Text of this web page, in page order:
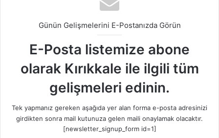
Günün Gelişmelerini E-Postanızda Görün
E-Posta listemize abone
olarak Kırıkkale ile ilgili tüm
gelişmeleri edinin.
Tek yapmanız gereken aşağıda yer alan forma e-posta adresinizi
girdikten sonra mail kutunuza gelen maili onaylamak olacaktır.
[newsletter_signup_form id=1]